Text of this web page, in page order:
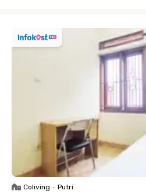
Coliving • Putri